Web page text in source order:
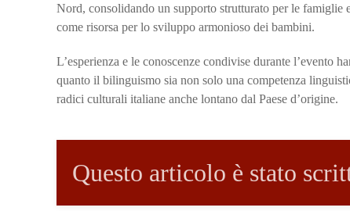
Nord, consolidando un supporto strutturato per le
come risorsa per lo sviluppo armonioso dei bambini.
L’esperienza e le conoscenze condivise durante l’evento
quanto il bilinguismo sia non solo una competenza
radici culturali italiane anche lontano dal Paese d’origine.
Questo articolo è stato